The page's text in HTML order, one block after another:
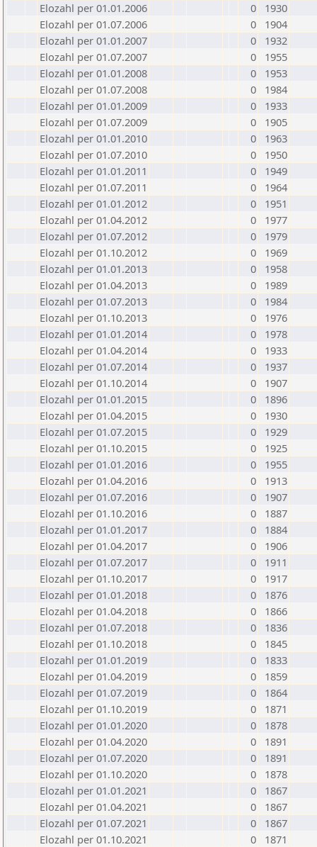
Elozahl per 01.01.2006
0
1930
Elozahl per 01.07.2006
0
1904
Elozahl per 01.01.2007
0
1932
Elozahl per 01.07.2007
0
1955
Elozahl per 01.01.2008
0
1953
Elozahl per 01.07.2008
0
1984
Elozahl per 01.01.2009
0
1933
Elozahl per 01.07.2009
0
1905
Elozahl per 01.01.2010
0
1963
Elozahl per 01.07.2010
0
1950
Elozahl per 01.01.2011
0
1949
Elozahl per 01.07.2011
0
1964
Elozahl per 01.01.2012
0
1951
Elozahl per 01.04.2012
0
1977
Elozahl per 01.07.2012
0
1979
Elozahl per 01.10.2012
0
1969
Elozahl per 01.01.2013
0
1958
Elozahl per 01.04.2013
0
1989
Elozahl per 01.07.2013
0
1984
Elozahl per 01.10.2013
0
1976
Elozahl per 01.01.2014
0
1978
Elozahl per 01.04.2014
0
1933
Elozahl per 01.07.2014
0
1937
Elozahl per 01.10.2014
0
1907
Elozahl per 01.01.2015
0
1896
Elozahl per 01.04.2015
0
1930
Elozahl per 01.07.2015
0
1929
Elozahl per 01.10.2015
0
1925
Elozahl per 01.01.2016
0
1955
Elozahl per 01.04.2016
0
1913
Elozahl per 01.07.2016
0
1907
Elozahl per 01.10.2016
0
1887
Elozahl per 01.01.2017
0
1884
Elozahl per 01.04.2017
0
1906
Elozahl per 01.07.2017
0
1911
Elozahl per 01.10.2017
0
1917
Elozahl per 01.01.2018
0
1876
Elozahl per 01.04.2018
0
1866
Elozahl per 01.07.2018
0
1836
Elozahl per 01.10.2018
0
1845
Elozahl per 01.01.2019
0
1833
Elozahl per 01.04.2019
0
1859
Elozahl per 01.07.2019
0
1864
Elozahl per 01.10.2019
0
1871
Elozahl per 01.01.2020
0
1878
Elozahl per 01.04.2020
0
1891
Elozahl per 01.07.2020
0
1891
Elozahl per 01.10.2020
0
1878
Elozahl per 01.01.2021
0
1867
Elozahl per 01.04.2021
0
1867
Elozahl per 01.07.2021
0
1867
Elozahl per 01.10.2021
0
1871